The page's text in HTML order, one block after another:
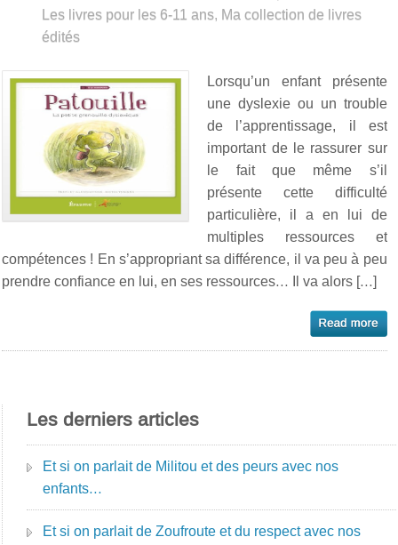
Les livres pour les 6-11 ans, Ma collection de livres
édités
Lorsqu’un enfant présente
une dyslexie ou un trouble
de l’apprentissage, il est
important de le rassurer sur
le fait que même s’il
présente cette difficulté
particulière, il a en lui de
multiples ressources et
compétences ! En s’appropriant sa différence, il va peu à peu
prendre confiance en lui, en ses ressources… Il va alors […]
Les derniers articles
Et si on parlait de Militou et des peurs avec nos
enfants…
Et si on parlait de Zoufroute et du respect avec nos